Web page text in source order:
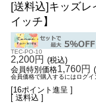
[送料込]キッズレ
イッチ】
TEC-PO-10
2,200円 (税込)
会員特別価格1,760円
会員価格で購入するにはログイ
[16ポイント進呈 ]
[ 送料込 ]